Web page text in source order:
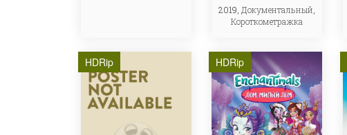
2019,Документальный,
Короткометражка
HDRip HDRip